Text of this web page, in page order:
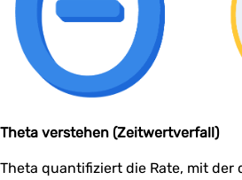
Theta verstehen (Zeitwertverfall)
Theta quantifiziert die Rate, mit der